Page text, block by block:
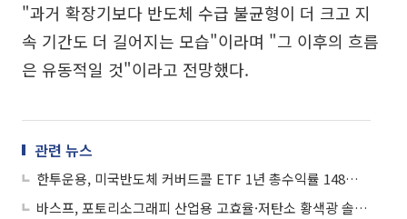
"과거 확장기보다 반도체 수급 불균형이 더 크고 지
속 기간도 더 길어지는 모습"이라며 "그 이후의 흐름
은 유동적일 것"이라고 전망했다.
관련 뉴스
한투운용, 미국반도체 커버드콜 ETF 1년 총수익률 148%⋯동일 유형 1위
바스프, 포토리소그래피 산업용 고효율·저탄소 황색광 솔루션 공개